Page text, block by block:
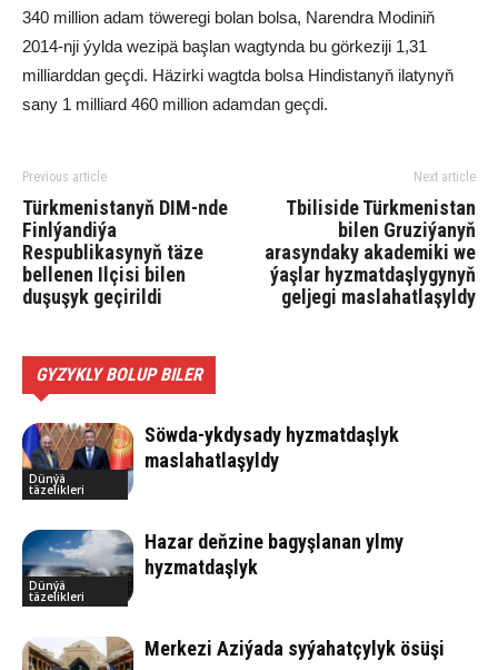
340 million adam töweregi bolan bolsa, Narendra Modiniň
2014-nji ýylda wezipä başlan wagtynda bu görkeziji 1,31
milliarddan geçdi. Häzirki wagtda bolsa Hindistanyň ilatynyň
sany 1 milliard 460 million adamdan geçdi.
Previous article
Türkmenistanyň DIM-nde
Finlýandiýa
Respublikasynyň täze
bellenen Ilçisi bilen
duşuşyk geçirildi
Next article
Tbiliside Türkmenistan
bilen Gruziýanyň
arasyndaky akademiki we
ýaşlar hyzmatdaşlygynyň
geljegi maslahatlaşyldy
GYZYKLY BOLUP BILER
Dünýä
täzelikleri
Söwda-ykdysady hyzmatdaşlyk
maslahatlaşyldy
Dünýä
täzelikleri
Hazar deňzine bagyşlanan ylmy
hyzmatdaşlyk
Merkezi Aziýada syýahatçylyk ösüşi